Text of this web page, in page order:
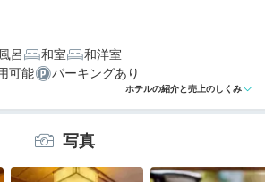
おすすめの３つのポイント
象◎プライベート空間広がる客室
呂 和室
和洋室
可能
パーキングあり
ホテルの紹介と売上のしくみ
写真